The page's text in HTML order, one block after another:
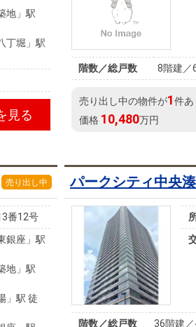
地」駅
丁堀」駅
見る
階数／総戸数 8階建／
売り出し中の物件が1件あ
価格 10,480万円
売り出し中
番12号
銀座」駅
地」駅
」駅 徒
パークシティ中央
階数／総戸数 36階建